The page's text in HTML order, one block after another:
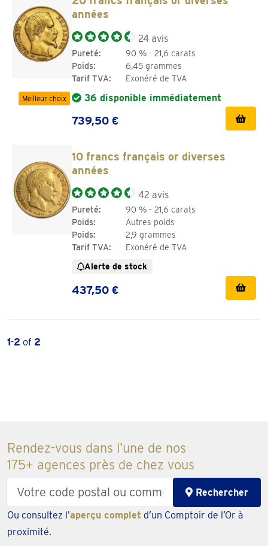
Meilleur choix
années
24 avis
Pureté:
90 % - 21,6 carats
Poids:
6,45 grammes
Tarif TVA:
Exonéré de TVA
36 disponible immédiatement
739,50 €
10 francs français or diverses
années
42 avis
Pureté:
90 % - 21,6 carats
Poids:
Autres poids
Poids:
2,9 grammes
Tarif TVA:
Exonéré de TVA
Alerte de stock
437,50 €
1-2 of 2
Rendez-vous dans l’une de nos
175+ agences près de chez vous
zipcode
or
Rechercher
Ou consultez l’aperçu complet d’un Comptoir de l’Or à
proximité.